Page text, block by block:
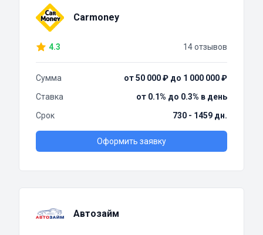
Carmoney
4.3 14 отзывов
Сумма
от 50 000 ₽ до 1 000 000 ₽
Ставка
от 0.1% до 0.3% в день
Срок
730 - 1459 дн.
Оформить заявку
Автозайм